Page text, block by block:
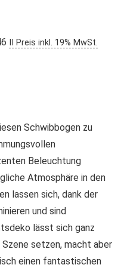
II Preis inkl. 19% MwSt.
Schwibbogen zu
Beleuchtung
Atmosphäre in den
lassen sich, dank der
und sind
lässt sich ganz
setzen, macht aber
einen fantastischen